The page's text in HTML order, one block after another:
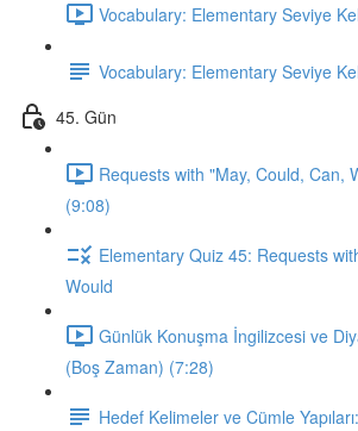
Vocabulary: Elementary Seviye
Vocabulary: Elementary Seviye
45. Gün
Requests with "May, Could, Can,
(9:08)
Elementary Quiz 45: Requests
Would
Günlük Konuşma İngilizcesi ve
(Boş Zaman) (7:28)
Hedef Kelimeler ve Cümle